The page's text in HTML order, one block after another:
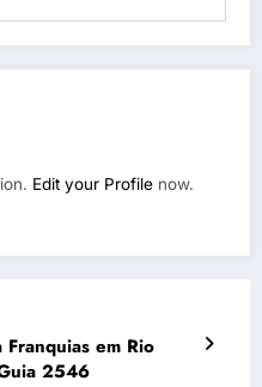
Edit your Profile now.
em Rio
2546